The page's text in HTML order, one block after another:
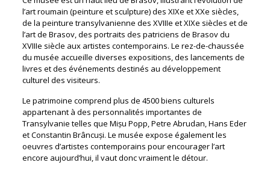
l’art roumain (peinture et sculpture) des XIXe et XXe siècles,
de la peinture transylvanienne des XVIIIe et XIXe siècles et de
l’art de Brasov, des portraits des patriciens de Brasov du
XVIIIe siècle aux artistes contemporains. Le rez-de-chaussée
du musée accueille diverses expositions, des lancements de
livres et des événements destinés au développement
culturel des visiteurs.
Le patrimoine comprend plus de 4500 biens culturels
appartenant à des personnalités importantes de
Transylvanie telles que Mișu Popp, Petre Abrudan, Hans Eder
et Constantin Brâncuși. Le musée expose également les
oeuvres d’artistes contemporains pour encourager l’art
encore aujourd’hui, il vaut donc vraiment le détour.